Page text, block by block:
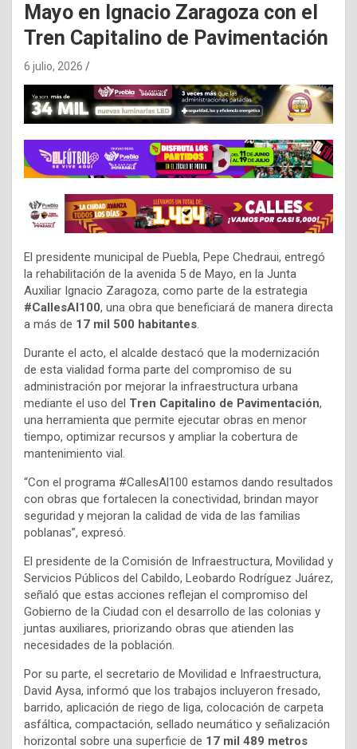
Mayo en Ignacio Zaragoza con el
Tren Capitalino de Pavimentación
6 julio, 2026
El presidente municipal de Puebla, Pepe Chedraui, entregó
la rehabilitación de la avenida 5 de Mayo, en la Junta
Auxiliar Ignacio Zaragoza, como parte de la estrategia
#CallesAl100, una obra que beneficiará de manera directa
a más de 17 mil 500 habitantes.
Durante el acto, el alcalde destacó que la modernización
de esta vialidad forma parte del compromiso de su
administración por mejorar la infraestructura urbana
mediante el uso del Tren Capitalino de Pavimentación,
una herramienta que permite ejecutar obras en menor
tiempo, optimizar recursos y ampliar la cobertura de
mantenimiento vial.
“Con el programa #CallesAl100 estamos dando resultados
con obras que fortalecen la conectividad, brindan mayor
seguridad y mejoran la calidad de vida de las familias
poblanas”, expresó.
El presidente de la Comisión de Infraestructura, Movilidad y
Servicios Públicos del Cabildo, Leobardo Rodríguez Juárez,
señaló que estas acciones reflejan el compromiso del
Gobierno de la Ciudad con el desarrollo de las colonias y
juntas auxiliares, priorizando obras que atienden las
necesidades de la población.
Por su parte, el secretario de Movilidad e Infraestructura,
David Aysa, informó que los trabajos incluyeron fresado,
barrido, aplicación de riego de liga, colocación de carpeta
asfáltica, compactación, sellado neumático y señalización
horizontal sobre una superficie de 17 mil 489 metros